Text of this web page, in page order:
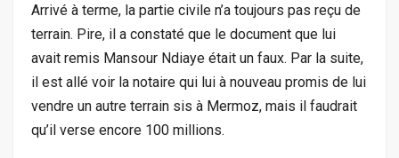
Arrivé à terme, la partie civile n’a toujours pas reçu de
terrain. Pire, il a constaté que le document que lui
avait remis Mansour Ndiaye était un faux. Par la suite,
il est allé voir la notaire qui lui à nouveau promis de lui
vendre un autre terrain sis à Mermoz, mais il faudrait
qu’il verse encore 100 millions.